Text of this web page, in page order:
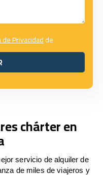
de Privacidadde
chárter en
servicio de alquiler de
de miles de viajeros y